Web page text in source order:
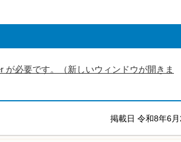
が必要です。（新しいウィンドウが開きま
掲載日 令和8年6